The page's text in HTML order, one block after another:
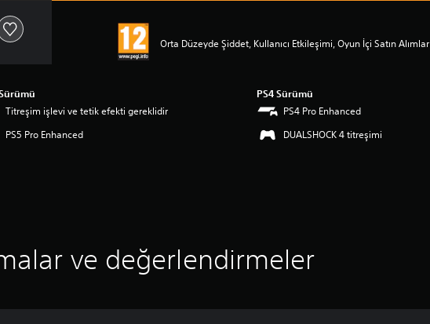
Orta Düzeyde Şiddet, Kullanıcı Etkileşimi, Oyun İçi Satın Alımlar
Titreşim işlevi ve tetik efekti gereklidir
PS5 Pro Enhanced
PS4 Sürümü
PS4 Pro Enhanced
DUALSHOCK 4 titreşimi
ve değerlendirmeler